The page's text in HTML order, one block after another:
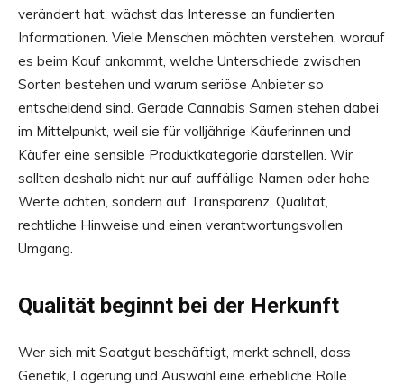
verändert hat, wächst das Interesse an fundierten
Informationen. Viele Menschen möchten verstehen, worauf
es beim Kauf ankommt, welche Unterschiede zwischen
Sorten bestehen und warum seriöse Anbieter so
entscheidend sind. Gerade Cannabis Samen stehen dabei
im Mittelpunkt, weil sie für volljährige Käuferinnen und
Käufer eine sensible Produktkategorie darstellen. Wir
sollten deshalb nicht nur auf auffällige Namen oder hohe
Werte achten, sondern auf Transparenz, Qualität,
rechtliche Hinweise und einen verantwortungsvollen
Umgang.
Qualität beginnt bei der Herkunft
Wer sich mit Saatgut beschäftigt, merkt schnell, dass
Genetik, Lagerung und Auswahl eine erhebliche Rolle